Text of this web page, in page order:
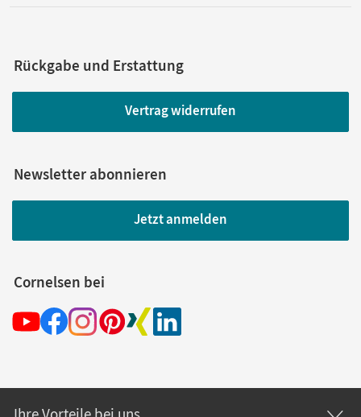
Rückgabe und Erstattung
Vertrag widerrufen
Newsletter abonnieren
Jetzt anmelden
Cornelsen bei